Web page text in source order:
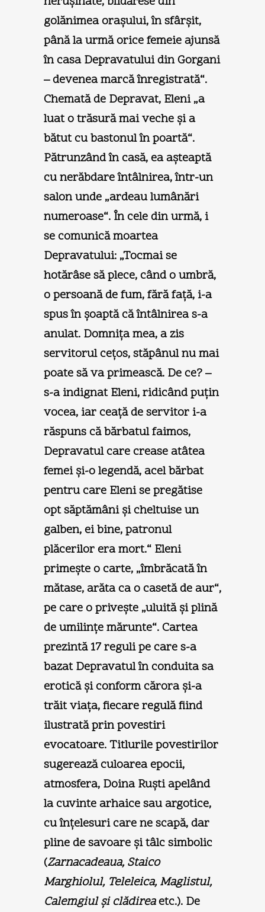
golănimea oraşului, în sfârşit,
până la urmă orice femeie ajunsă
în casa Depravatului din Gorgani
– devenea marcă înregistrată“.
Chemată de Depravat, Eleni „a
luat o trăsură mai veche şi a
bătut cu bastonul în poartă“.
Pătrunzând în casă, ea aşteaptă
cu nerăbdare întâlnirea, într-un
salon unde „ardeau lumânări
numeroase“. În cele din urmă, i
se comunică moartea
Depravatului: „Tocmai se
hotărâse să plece, când o umbră,
o persoană de fum, fără faţă, i-a
spus în şoaptă că întâlnirea s-a
anulat. Domniţa mea, a zis
servitorul ceţos, stăpânul nu mai
poate să va primească. De ce? –
s-a indignat Eleni, ridicând puţin
vocea, iar ceaţă de servitor i-a
răspuns că bărbatul faimos,
Depravatul care crease atâtea
femei şi-o legendă, acel bărbat
pentru care Eleni se pregătise
opt săptămâni şi cheltuise un
galben, ei bine, patronul
plăcerilor era mort.“ Eleni
primeşte o carte, „îmbrăcată în
mătase, arăta ca o casetă de aur“,
pe care o priveşte „uluită şi plină
de umilinţe mărunte“. Cartea
prezintă 17 reguli pe care s-a
bazat Depravatul în conduita sa
erotică şi conform cărora şi-a
trăit viaţa, fiecare regulă fiind
ilustrată prin povestiri
evocatoare. Titlurile povestirilor
sugerează culoarea epocii,
atmosfera, Doina Ruşti apelând
la cuvinte arhaice sau argotice,
cu înţelesuri care ne scapă, dar
pline de savoare şi tâlc simbolic
(Zarnacadeaua, Staico
Marghiolul, Teleleica, Maglistul,
Calemgiul şi clădireaetc.). De